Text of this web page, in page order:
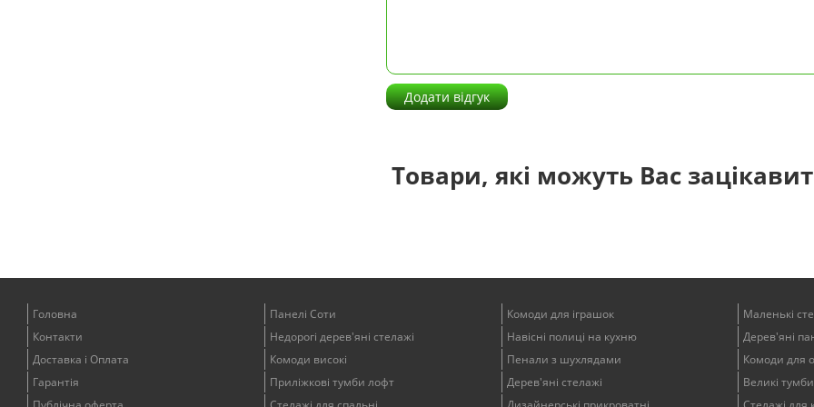
Додати відгук
Товари, які можуть Вас
Головна
Контакти
Доставка і Оплата
Гарантія
Панелі Соти
Недорогі дерев'яні стелажі
Комоди високі
Приліжкові тумби лофт
Комоди для іграшок
Навісні полиці на кухню
Пенали з шухлядами
Дерев'яні стелажі
Маленькі
Дерев'яні
Комоди для
Великі